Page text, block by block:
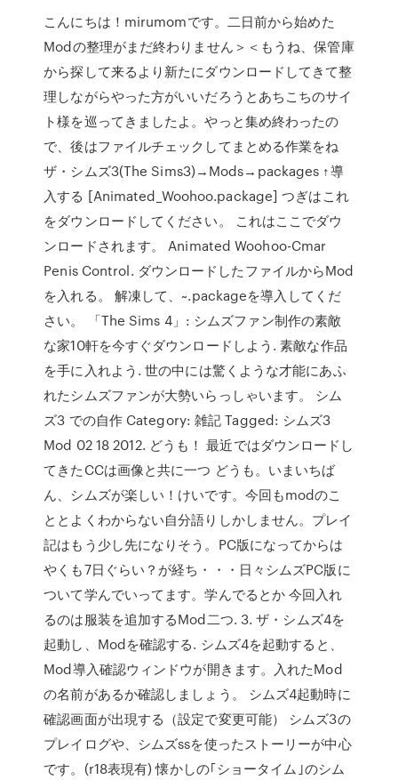
こんにちは！mirumomです。二日前から始めた
Modの整理がまだ終わりません＞＜もうね、保管庫
から探して来るより新たにダウンロードしてきて整
理しながらやった方がいいだろうとあちこちのサイ
ト様を巡ってきましたよ。やっと集め終わったの
で、後はファイルチェックしてまとめる作業をね
ザ・シムズ3(The Sims3)→Mods→packages ↑導
入する [Animated_Woohoo.package] つぎはこれ
をダウンロードしてください。 これはここでダウ
ンロードされます。 Animated Woohoo-Cmar
Penis Control. ダウンロードしたファイルからMod
を入れる。 解凍して、~.packageを導入してくだ
さい。 「The Sims 4」: シムズファン制作の素敵
な家10軒を今すぐダウンロードしよう. 素敵な作品
を手に入れよう. 世の中には驚くような才能にあふ
れたシムズファンが大勢いらっしゃいます。 シム
ズ3 での自作 Category: 雑記 Tagged: シムズ3
Mod 02 18 2012. どうも！ 最近ではダウンロードし
てきたCCは画像と共に一つ どうも。いまいちば
ん、シムズが楽しい！けいです。今回もmodのこ
ととよくわからない自分語りしかしません。プレイ
記はもう少し先になりそう。PC版になってからは
やくも7日ぐらい？が経ち・・・日々シムズPC版に
ついて学んでいってます。学んでるとか 今回入れ
るのは服装を追加するMod二つ. 3. ザ・シムズ4を
起動し、Modを確認する. シムズ4を起動すると、
Mod導入確認ウィンドウが開きます。入れたMod
の名前があるか確認しましょう。 シムズ4起動時に
確認画面が出現する（設定で変更可能） シムズ3の
プレイログや、シムズssを使ったストーリーが中心
です。(r18表現有) 懐かしの｢ショータイム｣のシム